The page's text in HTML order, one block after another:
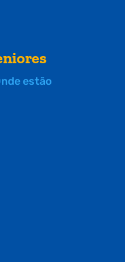
estão